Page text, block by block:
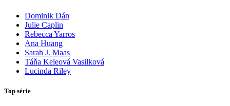
Dominik Dán
Julie Caplin
Rebecca Yarros
Ana Huang
Sarah J. Maas
Táňa Keleová Vasilková
Lucinda Riley
Top série